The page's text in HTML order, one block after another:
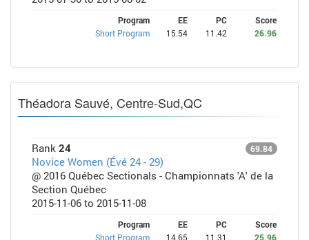
Program EE PC
Score
Short Program
15.54 11.42 26.96
Théadora Sauvé, Centre-Sud,QC
Rank 24 69.84
Novice Women (Évé 24 - 29)
@ 2016 Québec Sectionals - Championnats 'A' de la
Section Québec
2015-11-06 to 2015-11-08
Program EE PC
Score
Short Program
14.65 11.31
25.96